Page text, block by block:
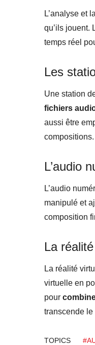
L’analyse et
qu’ils jouent.
temps réel
Les
Une station
fichiers
aussi être
compositions.
L’audio
L’audio
manipulé et
composition
La
La réalité
virtuelle en
pour c
transcende le
TOPICS